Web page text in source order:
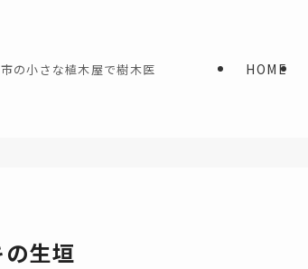
の小さな植木屋で樹木医 HOME
生垣